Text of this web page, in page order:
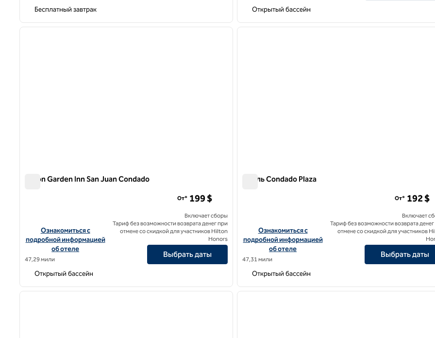
Бесплатный завтрак Открытый бассейн
1 из 12
следующее изображение
Hilton Garden Inn San Juan Condado
Посмотреть информацию об отеле Hilton Garden Inn San Juan Condado
Ознакомиться с
подробной информацией
об отеле
47,29 мили
От* 199 $
Включает сборы
Тариф без возможности возврата денег при
отмене со скидкой для участников Hilton
Honors
Выбрать даты
Открытый бассейн
1 из 12
Отель Condado Plaza
Посмотреть информацию об отеле Condado Plaza
Ознакомиться с
подробной информацией
об отеле
47,31 мили
От* 192 $
Включает
Тариф без возможности возврата
отмене со скидкой для участников
Выбрать даты
Открытый бассейн
1 из 8
следующее изображение
1 из 12